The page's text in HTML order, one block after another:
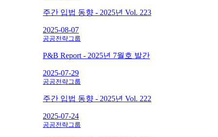
주간 입법 동향 - 2025년 Vol. 223
2025-08-07
공공전략그룹
P&B Report - 2025년 7월호 발간
2025-07-29
공공전략그룹
주간 입법 동향 - 2025년 Vol. 222
2025-07-24
공공전략그룹